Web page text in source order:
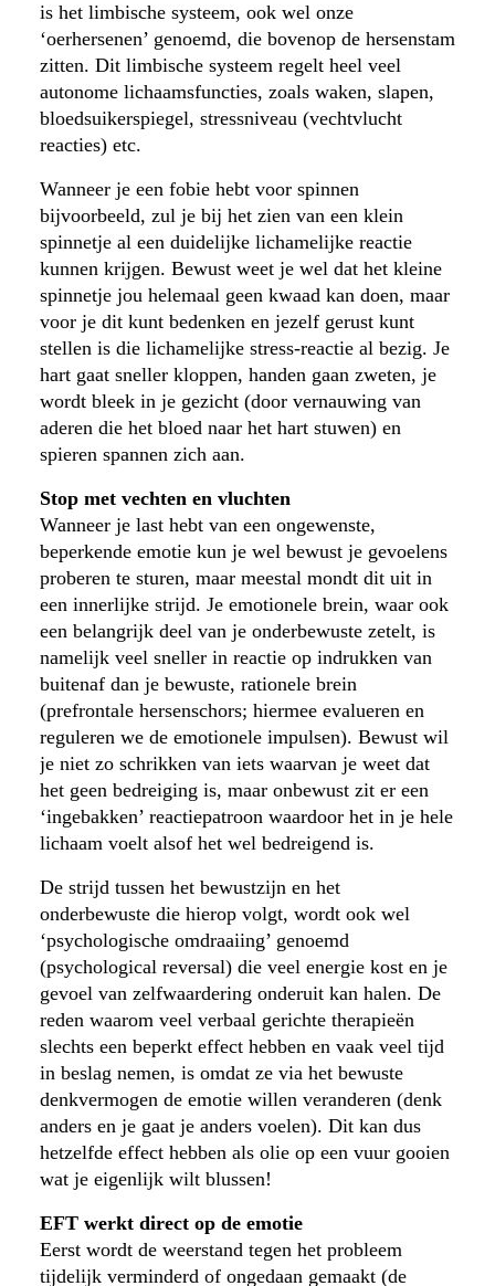
is het limbische systeem, ook wel onze
‘oerhersenen’ genoemd, die bovenop de hersenstam
zitten. Dit limbische systeem regelt heel veel
autonome lichaamsfuncties, zoals waken, slapen,
bloedsuikerspiegel, stressniveau (vechtvlucht
reacties) etc.
Wanneer je een fobie hebt voor spinnen
bijvoorbeeld, zul je bij het zien van een klein
spinnetje al een duidelijke lichamelijke reactie
kunnen krijgen. Bewust weet je wel dat het kleine
spinnetje jou helemaal geen kwaad kan doen, maar
voor je dit kunt bedenken en jezelf gerust kunt
stellen is die lichamelijke stress-reactie al bezig. Je
hart gaat sneller kloppen, handen gaan zweten, je
wordt bleek in je gezicht (door vernauwing van
aderen die het bloed naar het hart stuwen) en
spieren spannen zich aan.
Stop met vechten en vluchten
Wanneer je last hebt van een ongewenste,
beperkende emotie kun je wel bewust je gevoelens
proberen te sturen, maar meestal mondt dit uit in
een innerlijke strijd. Je emotionele brein, waar ook
een belangrijk deel van je onderbewuste zetelt, is
namelijk veel sneller in reactie op indrukken van
buitenaf dan je bewuste, rationele brein
(prefrontale hersenschors; hiermee evalueren en
reguleren we de emotionele impulsen). Bewust wil
je niet zo schrikken van iets waarvan je weet dat
het geen bedreiging is, maar onbewust zit er een
‘ingebakken’ reactiepatroon waardoor het in je hele
lichaam voelt alsof het wel bedreigend is.
De strijd tussen het bewustzijn en het
onderbewuste die hierop volgt, wordt ook wel
‘psychologische omdraaiing’ genoemd
(psychological reversal) die veel energie kost en je
gevoel van zelfwaardering onderuit kan halen. De
reden waarom veel verbaal gerichte therapieën
slechts een beperkt effect hebben en vaak veel tijd
in beslag nemen, is omdat ze via het bewuste
denkvermogen de emotie willen veranderen (denk
anders en je gaat je anders voelen). Dit kan dus
hetzelfde effect hebben als olie op een vuur gooien
wat je eigenlijk wilt blussen!
EFT werkt direct op de emotie
Eerst wordt de weerstand tegen het probleem
tijdelijk verminderd of ongedaan gemaakt (de